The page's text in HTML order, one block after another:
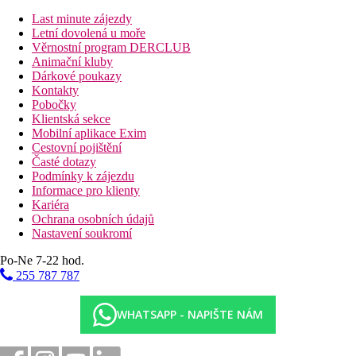
13 km
Vzdálenost od nejbližšího letiště
Fotogalerie
Last minute zájezdy
Letní dovolená u moře
Věrnostní program DERCLUB
Animační kluby
Dárkové poukazy
Kontakty
Pobočky
Klientská sekce
Mobilní aplikace Exim
Cestovní pojištění
Časté dotazy
Podmínky k zájezdu
Informace pro klienty
Kariéra
Ochrana osobních údajů
Nastavení soukromí
Po-Ne 7-22 hod.
255 787 787
WHATSAPP - NAPIŠTE NÁM